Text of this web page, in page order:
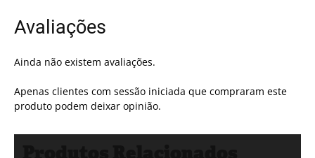
Avaliações
Ainda não existem avaliações.
Apenas clientes com sessão iniciada que compraram este
produto podem deixar opinião.